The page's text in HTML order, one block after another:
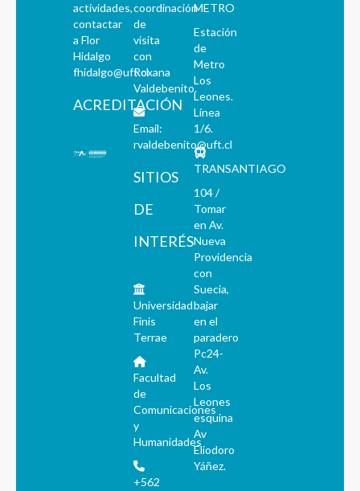
actividades,
contactar
a Flor
Hidalgo
fhidalgo@uft.cl
ACREDITACIÓN
coordinación
de
visita
con
Roxana
Valdebenito.
Email:
rvaldebenito@uft.cl
SITIOS
DE
INTERÉS
Universidad
Finis
Terrae
Facultad
de
Comunicaciones
y
Humanidades
+562
METRO
Estación
de
Metro
Los
Leones.
Línea
1/6.
TRANSANTIAGO
104 /
Tomar
en Av.
Nueva
Providencia
con
Suecia,
bajar
en el
paradero
Pc24-
Av.
Los
Leones
esquina
Av
Eliodoro
Yáñez.